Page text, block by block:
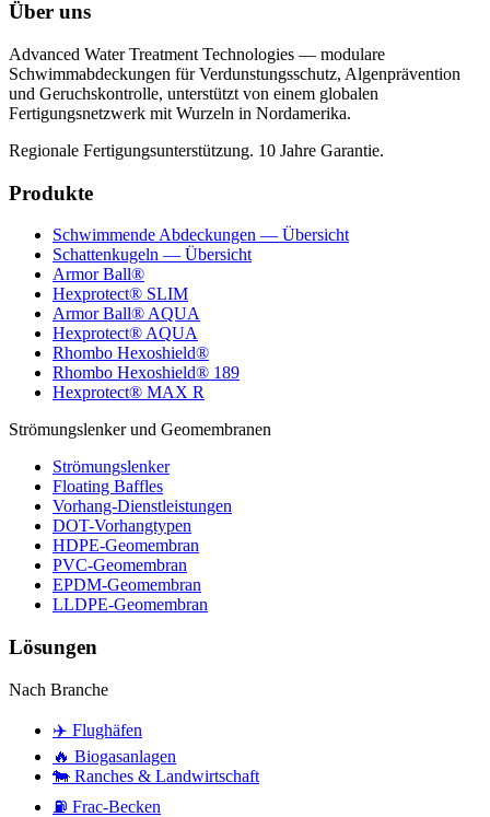
Über uns
Advanced Water Treatment Technologies — modulare
Schwimmabdeckungen für Verdunstungsschutz, Algenprävention
und Geruchskontrolle, unterstützt von einem globalen
Fertigungsnetzwerk mit Wurzeln in Nordamerika.
Regionale Fertigungsunterstützung. 10 Jahre Garantie.
Produkte
Schwimmende Abdeckungen — Übersicht
Schattenkugeln — Übersicht
Armor Ball®
Hexprotect® SLIM
Armor Ball® AQUA
Hexprotect® AQUA
Rhombo Hexoshield®
Rhombo Hexoshield® 189
Hexprotect® MAX R
Strömungslenker und Geomembranen
Strömungslenker
Floating Baffles
Vorhang-Dienstleistungen
DOT-Vorhangtypen
HDPE-Geomembran
PVC-Geomembran
EPDM-Geomembran
LLDPE-Geomembran
Lösungen
Nach Branche
✈️ Flughäfen
🔥 Biogasanlagen
🐄 Ranches & Landwirtschaft
⛽ Frac-Becken